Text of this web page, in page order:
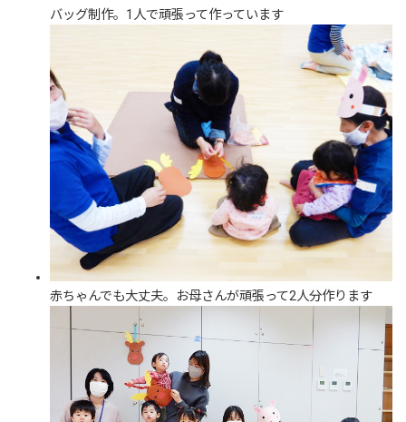
バッグ制作。1人で頑張って作っています
赤ちゃんでも大丈夫。お母さんが頑張って2人分作ります